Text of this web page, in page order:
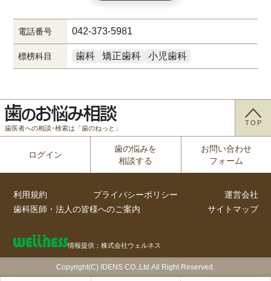
電話番号 042-373-5981
標榜科目 歯科 矯正歯科 小児歯科
歯医者への相談･検索は「歯のねっと」
TOP
ログイン
歯の悩みを
相談する
お問い合わせ
フォーム
利用規約 プライバシーポリシー
運営会社
歯科医師・法人の皆様へのご案内
サイトマップ
情報提供：株式会社ウェルネス
Copyright(C) IDENS CO.,Ltd.All Right Reserved.